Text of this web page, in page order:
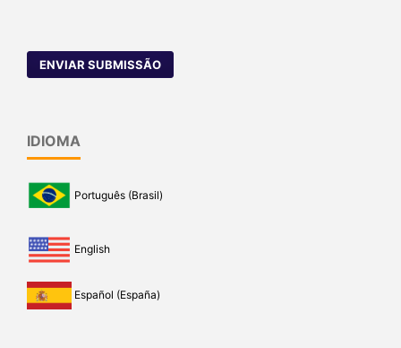
ENVIAR SUBMISSÃO
IDIOMA
Português (Brasil)
English
Español (España)